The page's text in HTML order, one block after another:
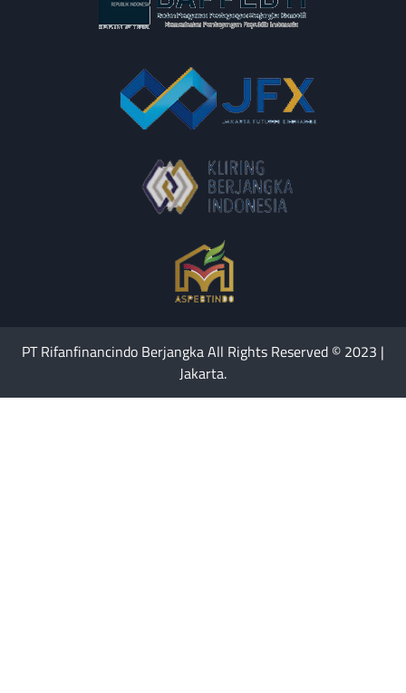
PT Rifanfinancindo Berjangka All Rights Reserved © 2023 |
Jakarta.